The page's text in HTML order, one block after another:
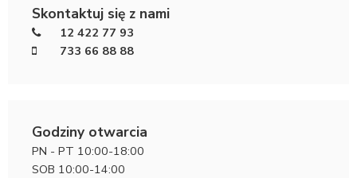
Skontaktuj się z nami
12 422 77 93
733 66 88 88
Godziny otwarcia
PN - PT 10:00-18:00
SOB 10:00-14:00